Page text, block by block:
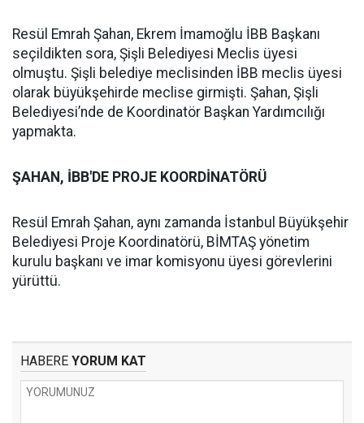
Resül Emrah Şahan, Ekrem İmamoğlu İBB Başkanı
seçildikten sora, Şişli Belediyesi Meclis üyesi
olmuştu. Şişli belediye meclisinden İBB meclis üyesi
olarak büyükşehirde meclise girmişti. Şahan, Şişli
Belediyesi’nde de Koordinatör Başkan Yardımcılığı
yapmakta.
ŞAHAN, İBB'DE PROJE KOORDİNATÖRÜ
Resül Emrah Şahan, aynı zamanda İstanbul Büyükşehir
Belediyesi Proje Koordinatörü, BİMTAŞ yönetim
kurulu başkanı ve imar komisyonu üyesi görevlerini
yürüttü.
HABERE YORUM KAT